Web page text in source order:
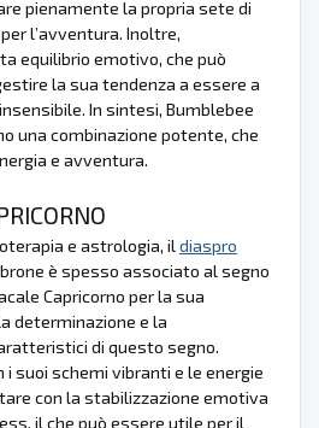
pienamente la propria sete di
l’avventura. Inoltre,
equilibrio emotivo, che può
la sua tendenza a essere a
In sintesi, Bumblebee
una combinazione potente, che
e avventura.
e astrologia, il diaspro
è spesso associato al segno
Capricorno per la sua
determinazione e la
di questo segno.
i suoi schemi vibranti e le energie
con la stabilizzazione emotiva
il che può essere utile per il